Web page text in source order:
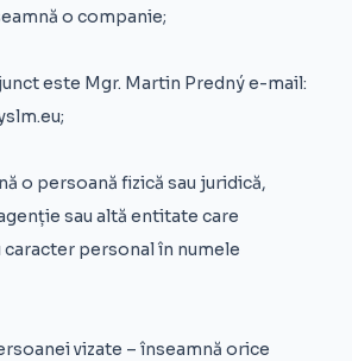
o companie;
este Mgr. Martin Predný e-mail:
o persoană fizică sau juridică,
sau altă entitate care
caracter personal în numele
vizate – înseamnă orice